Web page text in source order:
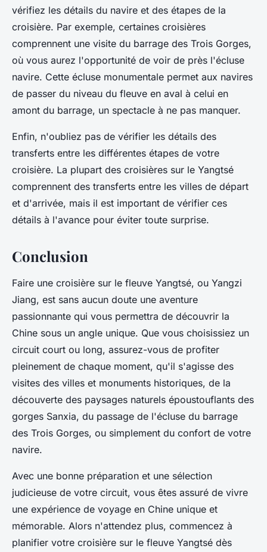
vérifiez les détails du navire et des étapes de la
croisière. Par exemple, certaines croisières
comprennent une visite du barrage des Trois Gorges,
où vous aurez l'opportunité de voir de près l'écluse
navire. Cette écluse monumentale permet aux navires
de passer du niveau du fleuve en aval à celui en
amont du barrage, un spectacle à ne pas manquer.
Enfin, n'oubliez pas de vérifier les détails des
transferts entre les différentes étapes de votre
croisière. La plupart des croisières sur le Yangtsé
comprennent des transferts entre les villes de départ
et d'arrivée, mais il est important de vérifier ces
détails à l'avance pour éviter toute surprise.
Conclusion
Faire une croisière sur le fleuve Yangtsé, ou Yangzi
Jiang, est sans aucun doute une aventure
passionnante qui vous permettra de découvrir la
Chine sous un angle unique. Que vous choisissiez un
circuit court ou long, assurez-vous de profiter
pleinement de chaque moment, qu'il s'agisse des
visites des villes et monuments historiques, de la
découverte des paysages naturels époustouflants des
gorges Sanxia, du passage de l'écluse du barrage
des Trois Gorges, ou simplement du confort de votre
navire.
Avec une bonne préparation et une sélection
judicieuse de votre circuit, vous êtes assuré de vivre
une expérience de voyage en Chine unique et
mémorable. Alors n'attendez plus, commencez à
planifier votre croisière sur le fleuve Yangtsé dès